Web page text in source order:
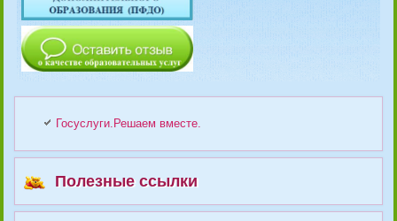
Госуслуги.Решаем вместе.
Полезные ссылки